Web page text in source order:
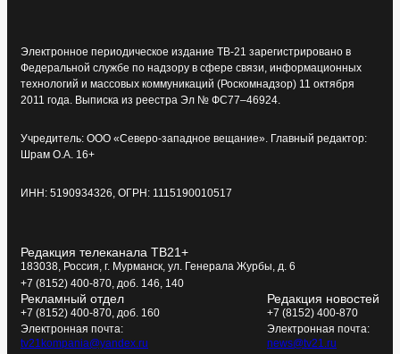
Электронное периодическое издание ТВ-21 зарегистрировано в
Федеральной службе по надзору в сфере связи, информационных
технологий и массовых коммуникаций (Роскомнадзор) 11 октября
2011 года. Выписка из реестра Эл № ФС77–46924.
Учредитель: ООО «Северо-западное вещание». Главный редактор:
Шрам О.А. 16+
ИНН: 5190934326, ОГРН: 1115190010517
Редакция телеканала ТВ21+
183038, Россия, г. Мурманск, ул. Генерала Журбы, д. 6
+7 (8152) 400-870, доб. 146, 140
Рекламный отдел
+7 (8152) 400-870, доб. 160
Электронная почта:
tv21kompania@yandex.ru
Редакция новостей
+7 (8152) 400-870
Электронная почта:
news@tv21.ru